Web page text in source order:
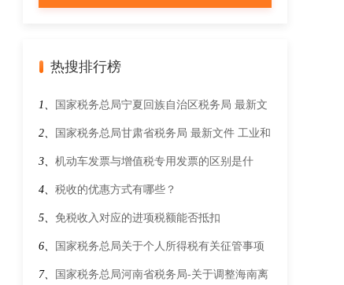
热搜排行榜
1、 国家税务总局宁夏回族自治区税务局 最新文
件 工业和信息化部办公厅 财政部办公厅 国家税
务总局办公厅关于2024年度享受增值税加计抵减
政策的先进制造业企业名单制定工作有关事项的
通知
2、 国家税务总局甘肃省税务局 最新文件 工业和
信息化部 财政部 税务总局关于开展2025年度享
受增值税加计抵减政策的工业母机企业清单制定
工作的通知
3、 机动车发票与增值税专用发票的区别是什
么？
4、 税收的优惠方式有哪些？
5、 免税收入对应的进项税额能否抵扣
6、 国家税务总局关于个人所得税有关征管事项
的公告
7、 国家税务总局河南省税务局-关于调整海南离